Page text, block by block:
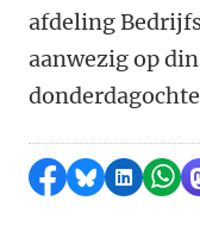
afdeling
aanwezig op
Delen op
Delen via
Delen